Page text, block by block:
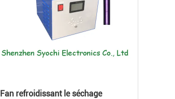
Fan refroidissant le séchage